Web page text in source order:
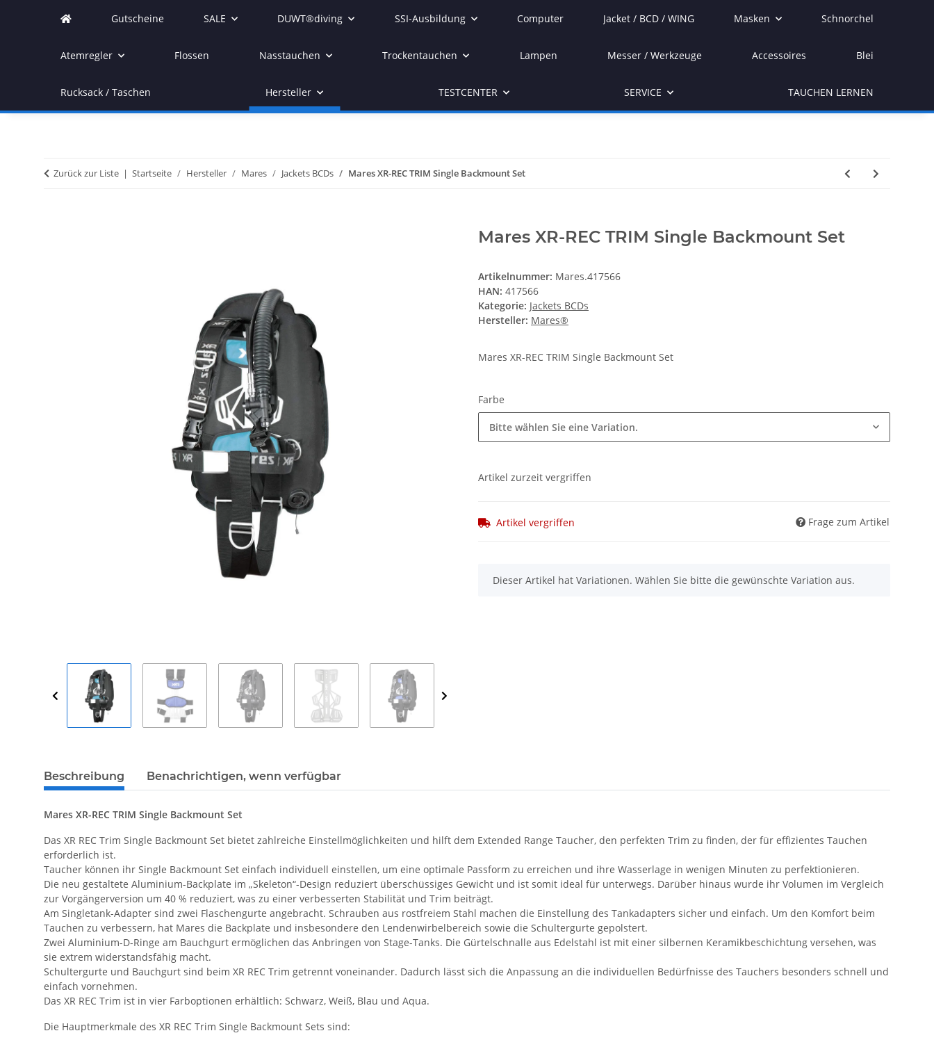
Gutscheine SALE DUWT®diving SSI-Ausbildung Computer Jacket / BCD / WING Masken Schnorchel
Atemregler Flossen Nasstauchen Trockentauchen Lampen Messer / Werkzeuge Accessoires Blei
Rucksack / Taschen Hersteller TESTCENTER SERVICE TAUCHEN LERNEN
Zurück zur Liste Startseite Hersteller Mares Jackets BCDs Mares XR-REC TRIM Single Backmount Set
Mares XR-REC TRIM Single Backmount Set
Artikelnummer: Mares.417566
HAN: 417566
Kategorie: Jackets BCDs
Hersteller: Mares®
Mares XR-REC TRIM Single Backmount Set
Farbe
Bitte wählen Sie eine Variation.
Artikel zurzeit vergriffen
Artikel vergriffen Frage zum Artikel
x
Dieser Artikel hat Variationen. Wählen Sie bitte die gewünschte Variation aus.
Beschreibung Benachrichtigen, wenn verfügbar
Mares XR-REC TRIM Single Backmount Set
Das XR REC Trim Single Backmount Set bietet zahlreiche Einstellmöglichkeiten und hilft dem Extended Range Taucher, den perfekten Trim zu finden, der für effizientes Tauchen
erforderlich ist.
Taucher können ihr Single Backmount Set einfach individuell einstellen, um eine optimale Passform zu erreichen und ihre Wasserlage in wenigen Minuten zu perfektionieren.
Die neu gestaltete Aluminium-Backplate im „Skeleton“-Design reduziert überschüssiges Gewicht und ist somit ideal für unterwegs. Darüber hinaus wurde ihr Volumen im Vergleich
zur Vorgängerversion um 40 % reduziert, was zu einer verbesserten Stabilität und Trim beiträgt.
Am Singletank-Adapter sind zwei Flaschengurte angebracht. Schrauben aus rostfreiem Stahl machen die Einstellung des Tankadapters sicher und einfach. Um den Komfort beim
Tauchen zu verbessern, hat Mares die Backplate und insbesondere den Lendenwirbelbereich sowie die Schultergurte gepolstert.
Zwei Aluminium-D-Ringe am Bauchgurt ermöglichen das Anbringen von Stage-Tanks. Die Gürtelschnalle aus Edelstahl ist mit einer silbernen Keramikbeschichtung versehen, was
sie extrem widerstandsfähig macht.
Schultergurte und Bauchgurt sind beim XR REC Trim getrennt voneinander. Dadurch lässt sich die Anpassung an die individuellen Bedürfnisse des Tauchers besonders schnell und
einfach vornehmen.
Das XR REC Trim ist in vier Farboptionen erhältlich: Schwarz, Weiß, Blau und Aqua.
Die Hauptmerkmale des XR REC Trim Single Backmount Sets sind: